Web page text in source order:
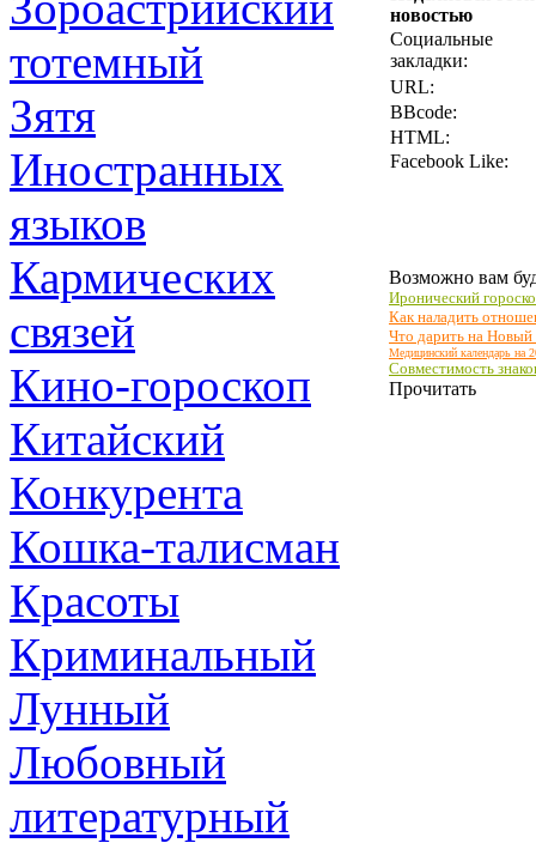
тотемный
Зятя
Иностранных
языков
Кармических
связей
Кино-гороскоп
Китайский
Конкурента
Кошка-талисман
Красоты
Криминальный
Лунный
Любовный
литературный
новостью
Социальные
закладки:
URL:
BBcode:
HTML:
Facebook Like:
Возможно вам
Иронический
Как наладить
Что дарить на Новый
Медицинский календарь на
Совместимость
Прочитать